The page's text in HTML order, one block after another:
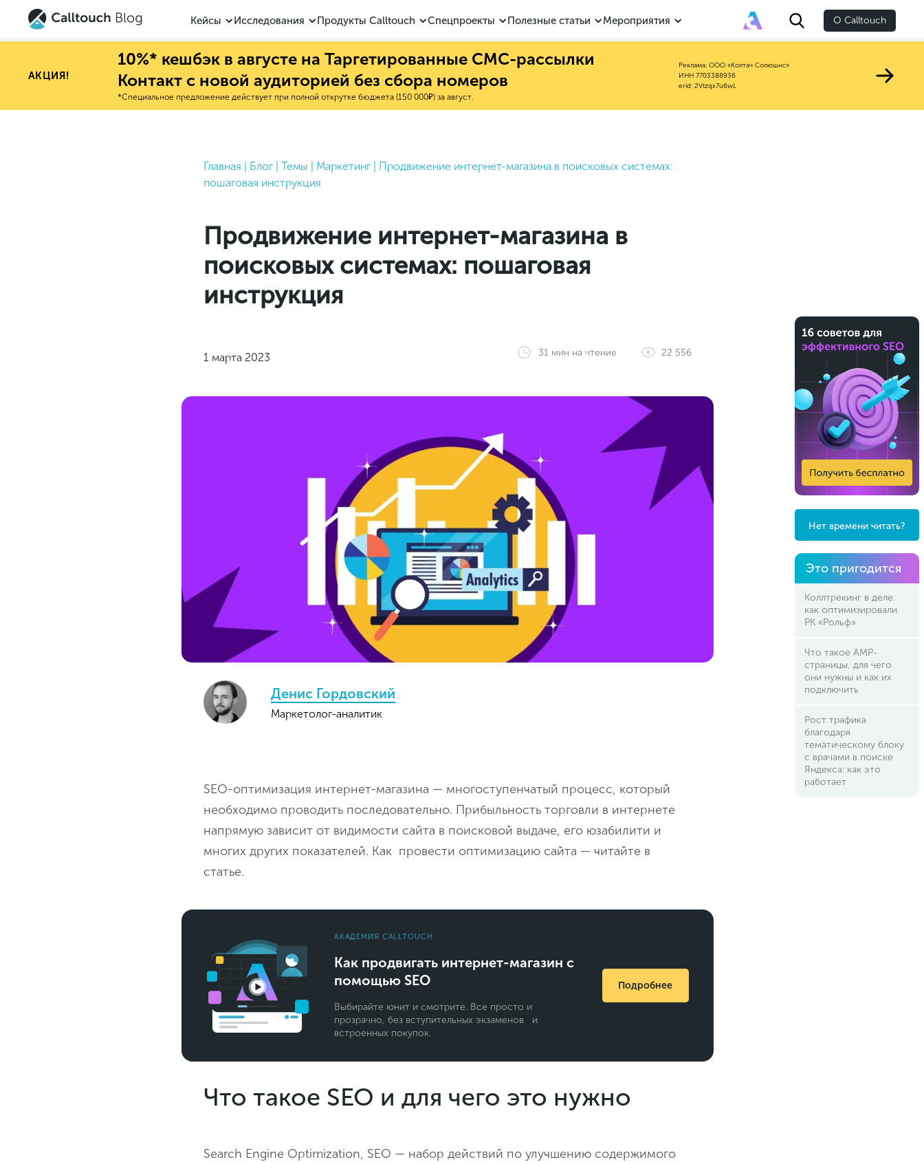
Кейсы Исследования Продукты Calltouch Спецпроекты Полезные статьи Мероприятия О Calltouch
АКЦИЯ!
10%* кешбэк в августе на Таргетированные СМС-рассылки
Контакт с новой аудиторией без сбора номеров
*Специальное предложение действует при полной открутке бюджета (150 000₽) за август.
Реклама: ООО «Колтач Солюшнс»
ИНН 7703388936
erid: 2Vtzqx7u6wL
Главная Блог| Темы Маркетинг| Продвижение интернет-магазина в поисковых системах:
пошаговая инструкция
Продвижение интернет-магазина в
поисковых системах: пошаговая
инструкция
1 марта 2023 31 мин на чтение 22 556
Денис Гордовский
Маркетолог-аналитик
SEO-оптимизация интернет-магазина — многоступенчатый процесс, который
необходимо проводить последовательно. Прибыльность торговли в интернете
напрямую зависит от видимости сайта в поисковой выдаче, его юзабилити и
многих других показателей. Как провести оптимизацию сайта — читайте в
статье.
АКАДЕМИЯ CALLTOUCH
Как продвигать интернет-магазин с
помощью SEO
Выбирайте юнит и смотрите. Все просто и
прозрачно, без вступительных экзаменов и
встроенных покупок.
Подробнее
Что такое SEO и для чего это нужно
Search Engine Optimization, SEO — набор действий по улучшению содержимого
Нет времени читать?
Это пригодится
Коллтрекинг в деле:
как оптимизировали
РК «Рольф»
Что такое AMP-
страницы, для чего
они нужны и как их
подключить
Рост трафика
благодаря
тематическому блоку
с врачами в поиске
Яндекса: как это
работает